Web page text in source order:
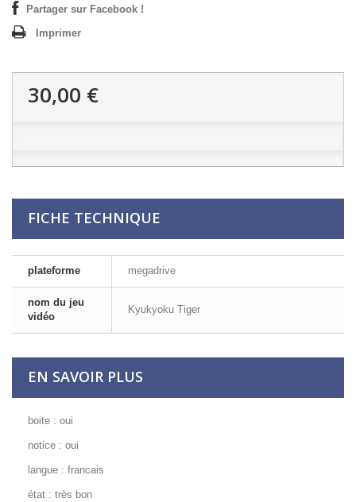
Partager sur Facebook !
Imprimer
30,00 €
FICHE TECHNIQUE
plateforme megadrive
nom du jeu
vidéo
Kyukyoku Tiger
EN SAVOIR PLUS
boite : oui
notice : oui
langue : francais
état : très bon